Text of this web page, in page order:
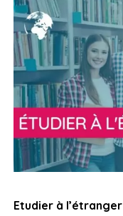
Etudier à l’étranger